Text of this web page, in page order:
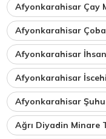
Afyonkarahisar Çay
Afyonkarahisar
Afyonkarahisar
Afyonkarahisar
Afyonkarahisar
Ağrı Diyadin Minare